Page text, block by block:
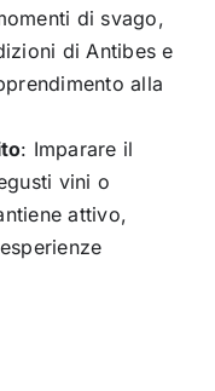
di svago,
di Antibes e
alla
: Imparare il
vini o
attivo,